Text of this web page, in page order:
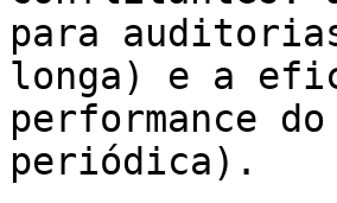
para
longa) e a
performance
periódica).